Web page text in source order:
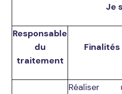
Je
Responsable
du
traitement
Finalités
Réaliser